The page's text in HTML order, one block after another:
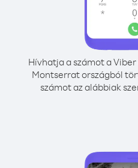
Hívhatja a számot a
Montserrat országból
számot az alábbiak